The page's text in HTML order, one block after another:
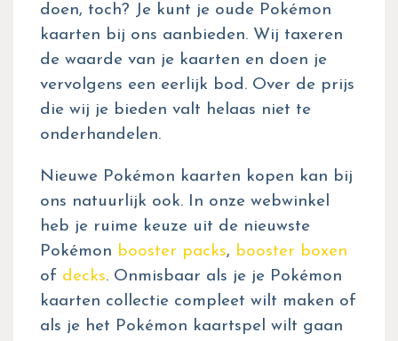
doen, toch? Je kunt je oude Pokémon
kaarten bij ons aanbieden. Wij taxeren
de waarde van je kaarten en doen je
vervolgens een eerlijk bod. Over de prijs
die wij je bieden valt helaas niet te
onderhandelen.
Nieuwe Pokémon kaarten kopen kan bij
ons natuurlijk ook. In onze webwinkel
heb je ruime keuze uit de nieuwste
Pokémon booster packs, booster boxen
of decks. Onmisbaar als je je Pokémon
kaarten collectie compleet wilt maken of
als je het Pokémon kaartspel wilt gaan